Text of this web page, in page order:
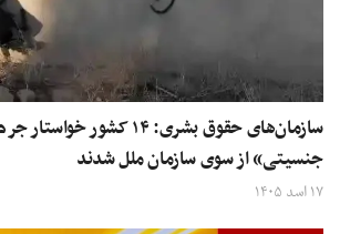
سازمان‌های حقوق بشری: ۱۴ کشور
جنسیتی» از سوی سازمان ملل شدند
۱۷ اسد ۱۴۰۵